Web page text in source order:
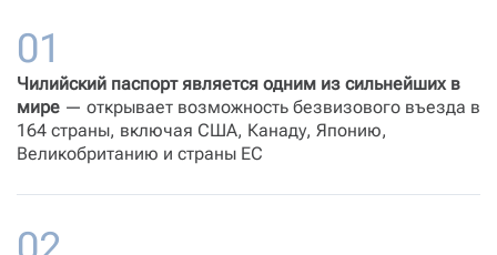
Чилийский паспорт является одним из сильнейших в
мире — открывает возможность безвизового въезда в
164 страны, включая США, Канаду, Японию,
Великобританию и страны ЕС